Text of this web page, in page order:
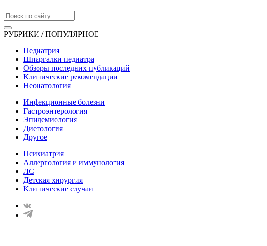
РУБРИКИ / ПОПУЛЯРНОЕ
Педиатрия
Шпаргалки педиатра
Обзоры последних публикаций
Клинические рекомендации
Неонатология
Инфекционные болезни
Гастроэнтерология
Эпидемиология
Диетология
Другое
Психиатрия
Аллергология и иммунология
ЛС
Детская хирургия
Клинические случаи